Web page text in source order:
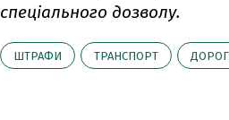
спеціального дозволу.
ШТРАФИ ТРАНСПОРТ